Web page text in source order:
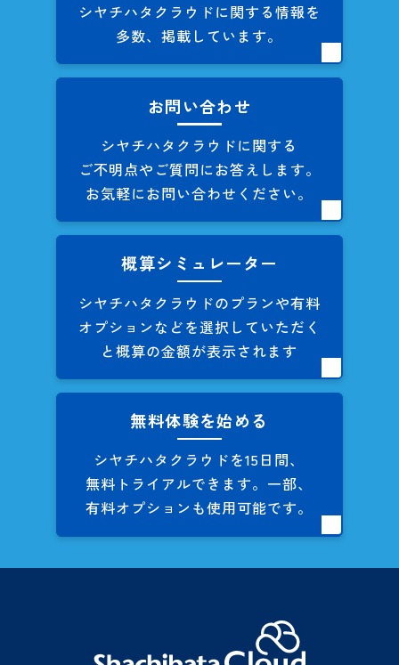
シヤチハタクラウドに関する情報を
多数、掲載しています。
お問い合わせ
シヤチハタクラウドに関する
ご不明点やご質問にお答えします。
お気軽にお問い合わせください。
概算シミュレーター
シヤチハタクラウドのプランや有料
オプションなどを選択していただく
と概算の金額が表示されます
無料体験を始める
シヤチハタクラウドを15日間、
無料トライアルできます。 一部、
有料オプションも使用可能です。